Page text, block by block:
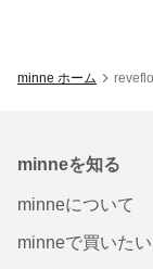
minne ホーム
minneを知る
minneについて
minneで買いたい